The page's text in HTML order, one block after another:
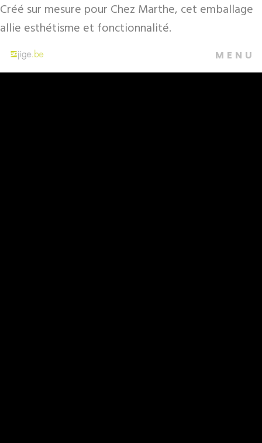
Créé sur mesure pour Chez Marthe, cet emballage
allie esthétisme et fonctionnalité.
MENU